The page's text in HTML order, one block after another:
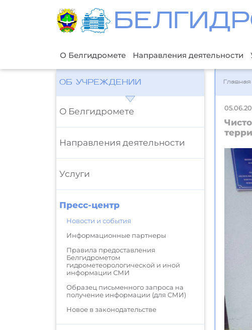
О Белгидромете Направления деятельности
ОБ УЧРЕЖДЕНИИ
О Белгидромете
Направления деятельности
Услуги
Пресс-центр
Новости и события
Информационные партнеры
Правила предоставления
Белгидрометом
гидрометеорологической и иной
информации СМИ
Образец письменного запроса на
получение информации (для СМИ)
Новое в законодательстве
Главная